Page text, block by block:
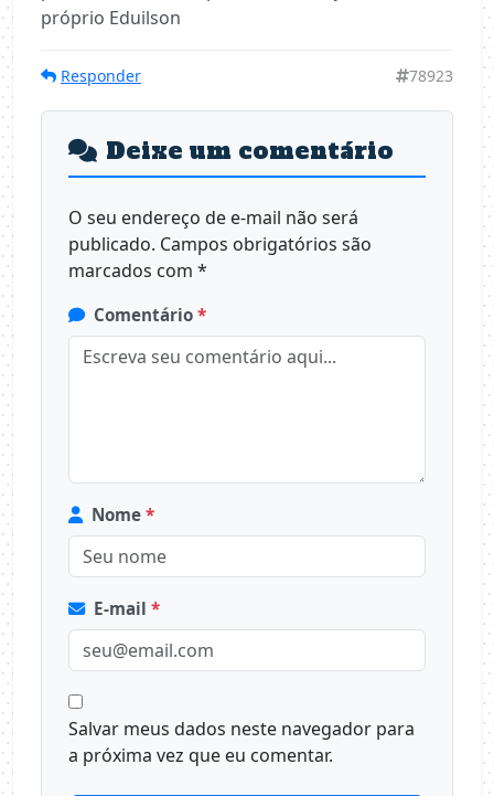
próprio Eduilson
Responder 78923
Deixe um comentário
O seu endereço de e-mail não será
publicado. Campos obrigatórios são
marcados com *
Comentário *
Nome *
E-mail *
Salvar meus dados neste navegador para
a próxima vez que eu comentar.